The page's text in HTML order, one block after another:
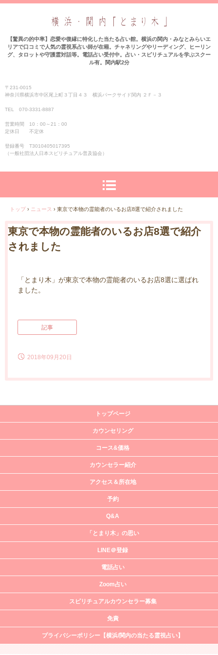
【驚異の的中率】恋愛や復縁に特化した当たる占い館。横浜の関内・みなとみらいエ
リアで口コミで人気の霊視系占い師が在籍。チャネリングやリーディング、ヒーリン
グ、タロットや守護霊対話等。電話占い受付中。占い・スピリチュアルを学ぶスクー
ル有。関内駅2分
〒231-0015
神奈川県横浜市中区尾上町３丁目４３ 横浜パークサイド関内 ２Ｆ－３
TEL 070-3331‐8887
営業時間 10：00～21：00
定休日 不定休
登録番号 T3010405017395
（一般社団法人日本スピリチュアル普及協会）
トップ › ニュース › 東京で本物の霊能者のいるお店8選で紹介されました
東京で本物の霊能者のいるお店8選で紹介
されました
「とまり木」が東京で本物の霊能者のいるお店8選に選ばれ
ました。
記事
2018年09月20日
トップページ
カウンセリング
コース&価格
カウンセラー紹介
アクセス＆所在地
予約
Q&A
「とまり木」の思い
LINE＠登録
電話占い
Zoom占い
スピリチュアルカウンセラー募集
免責
プライバシーポリシー【横浜/関内の当たる霊視占い】